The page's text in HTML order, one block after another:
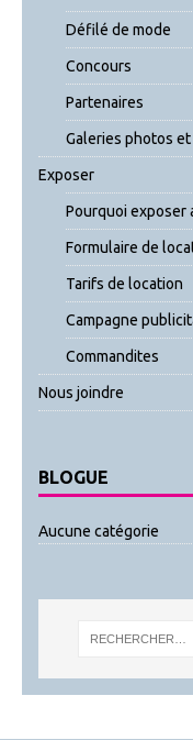
Défilé de mode
Concours
Partenaires
Galeries photos
Exposer
Pourquoi exposer
Formulaire de
Tarifs de location
Campagne
Commandites
Nous joindre
BLOGUE
Aucune catégorie